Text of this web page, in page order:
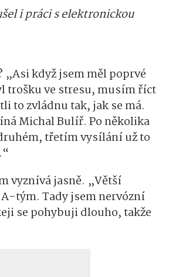
i práci s elektronickou
když jsem měl poprvé
trošku ve stresu, musím říct
to zvládnu tak, jak se má.
Michal Bulíř. Po několika
třetím vysílání už to
vyznívá jasně. „Větší
tým. Tady jsem nervózní
se pohybuji dlouho, takže